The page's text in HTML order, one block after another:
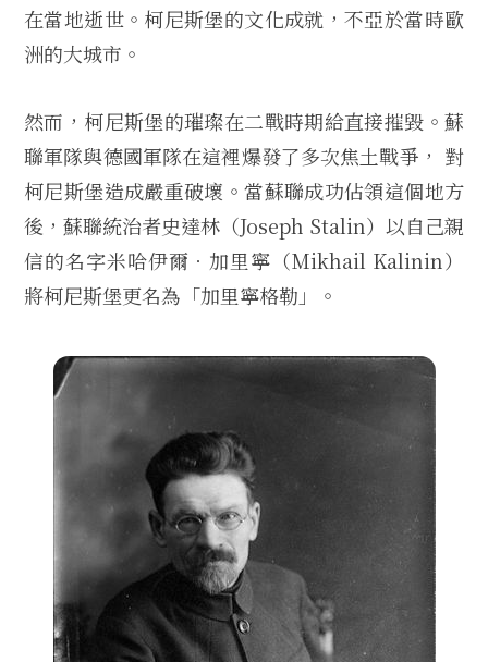
在當地逝世。柯尼斯堡的文化成就，不亞於當時歐
洲的大城市。
然而，柯尼斯堡的璀璨在二戰時期給直接摧毀。蘇
聯軍隊與德國軍隊在這裡爆發了多次焦土戰爭， 對
柯尼斯堡造成嚴重破壞。當蘇聯成功佔領這個地方
後，蘇聯統治者史達林（Joseph Stalin）以自己親
信的名字米哈伊爾．加里寧（Mikhail Kalinin）
將柯尼斯堡更名為「加里寧格勒」。